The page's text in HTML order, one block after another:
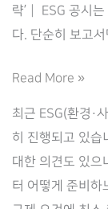
략’┃ ESG 공시는
다. 단순히 보고서
ESG 공
Read More »
최근 ESG(환경·
히 진행되고 있습
대한 의견도 있으
터 어떻게 준비하